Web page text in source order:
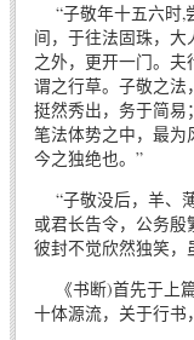
“子敬年十五六时,
间，于往法固珠，
之外，更开一门。
谓之行草。子敬之法
挺然秀出，务于简易
笔法体势之中，最为
今之独绝也。”
“子敬没后，羊、
或君长告令，公务
彼封不觉欣然独笑，
《书断)首先于上
十体源流，关于行书